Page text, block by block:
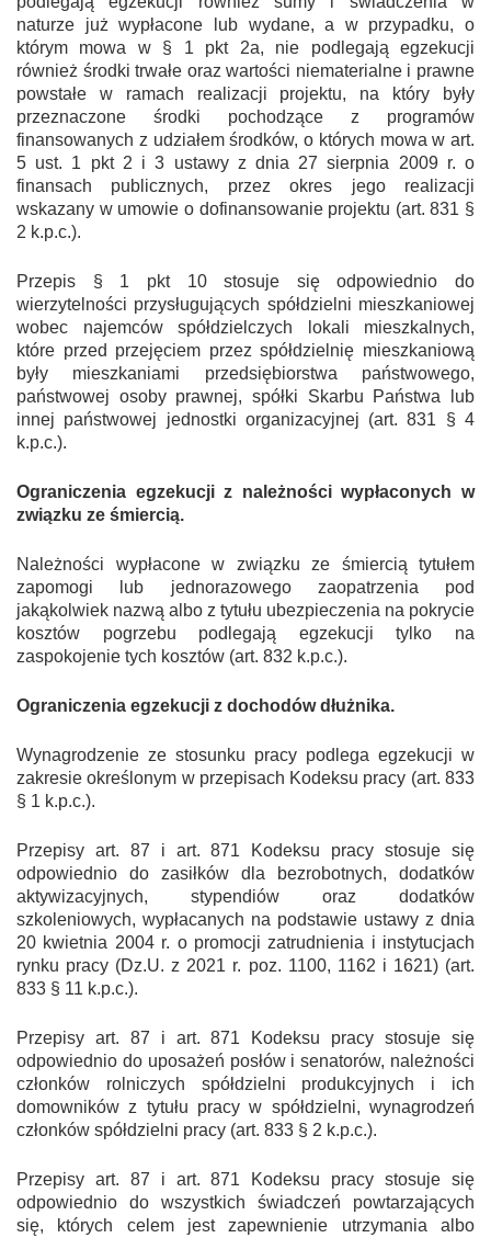
naturze już wypłacone lub wydane, a w przypadku, o
którym mowa w § 1 pkt 2a, nie podlegają egzekucji
również środki trwałe oraz wartości niematerialne i prawne
powstałe w ramach realizacji projektu, na który były
przeznaczone środki pochodzące z programów
finansowanych z udziałem środków, o których mowa w art.
5 ust. 1 pkt 2 i 3 ustawy z dnia 27 sierpnia 2009 r. o
finansach publicznych, przez okres jego realizacji
wskazany w umowie o dofinansowanie projektu (art. 831 §
2 k.p.c.).
Przepis § 1 pkt 10 stosuje się odpowiednio do
wierzytelności przysługujących spółdzielni mieszkaniowej
wobec najemców spółdzielczych lokali mieszkalnych,
które przed przejęciem przez spółdzielnię mieszkaniową
były mieszkaniami przedsiębiorstwa państwowego,
państwowej osoby prawnej, spółki Skarbu Państwa lub
innej państwowej jednostki organizacyjnej (art. 831 § 4
k.p.c.).
Ograniczenia egzekucji z należności wypłaconych w
związku ze śmiercią.
Należności wypłacone w związku ze śmiercią tytułem
zapomogi lub jednorazowego zaopatrzenia pod
jakąkolwiek nazwą albo z tytułu ubezpieczenia na pokrycie
kosztów pogrzebu podlegają egzekucji tylko na
zaspokojenie tych kosztów (art. 832 k.p.c.).
Ograniczenia egzekucji z dochodów dłużnika.
Wynagrodzenie ze stosunku pracy podlega egzekucji w
zakresie określonym w przepisach Kodeksu pracy (art. 833
§ 1 k.p.c.).
Przepisy art. 87 i art. 871 Kodeksu pracy stosuje się
odpowiednio do zasiłków dla bezrobotnych, dodatków
aktywizacyjnych, stypendiów oraz dodatków
szkoleniowych, wypłacanych na podstawie ustawy z dnia
20 kwietnia 2004 r. o promocji zatrudnienia i instytucjach
rynku pracy (Dz.U. z 2021 r. poz. 1100, 1162 i 1621) (art.
833 § 11 k.p.c.).
Przepisy art. 87 i art. 871 Kodeksu pracy stosuje się
odpowiednio do uposażeń posłów i senatorów, należności
członków rolniczych spółdzielni produkcyjnych i ich
domowników z tytułu pracy w spółdzielni, wynagrodzeń
członków spółdzielni pracy (art. 833 § 2 k.p.c.).
Przepisy art. 87 i art. 871 Kodeksu pracy stosuje się
odpowiednio do wszystkich świadczeń powtarzających
się, których celem jest zapewnienie utrzymania albo